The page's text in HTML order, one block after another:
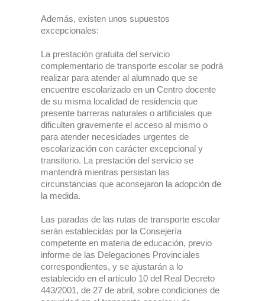
Además, existen unos supuestos
excepcionales:
La prestación gratuita del servicio
complementario de transporte escolar se podrá
realizar para atender al alumnado que se
encuentre escolarizado en un Centro docente
de su misma localidad de residencia que
presente barreras naturales o artificiales que
dificulten gravemente el acceso al mismo o
para atender necesidades urgentes de
escolarización con carácter excepcional y
transitorio. La prestación del servicio se
mantendrá mientras persistan las
circunstancias que aconsejaron la adopción de
la medida.
Las paradas de las rutas de transporte escolar
serán establecidas por la Consejería
competente en materia de educación, previo
informe de las Delegaciones Provinciales
correspondientes, y se ajustarán a lo
establecido en el artículo 10 del Real Decreto
443/2001, de 27 de abril, sobre condiciones de